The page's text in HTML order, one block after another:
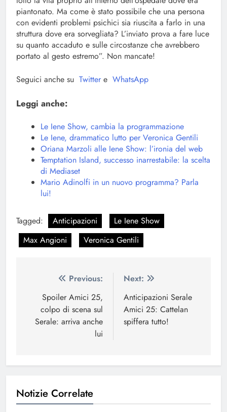
piantonato. Ma come è stato possibile che una persona
con evidenti problemi psichici sia riuscita a farlo in una
struttura dove era sorvegliata? L’inviato prova a fare luce
su quanto accaduto e sulle circostanze che avrebbero
portato al gesto estremo”. Non mancate!
Seguici anche su Twitter e WhatsApp
Leggi anche:
Le Iene Show, cambia la programmazione
Le Iene, drammatico lutto per Veronica Gentili
Oriana Marzoli alle Iene Show: l’ironia del web
Temptation Island, successo inarrestabile: la scelta
di Mediaset
Mario Adinolfi in un nuovo programma? Parla
lui!
Tagged: Anticipazioni
Le Iene Show
Max Angioni
Veronica Gentili
Navigazione
articoli
Previous:
Spoiler Amici 25,
colpo di scena sul
Serale: arriva anche
lui
Next:
Anticipazioni Serale
Amici 25: Cattelan
spiffera tutto!
Notizie Correlate